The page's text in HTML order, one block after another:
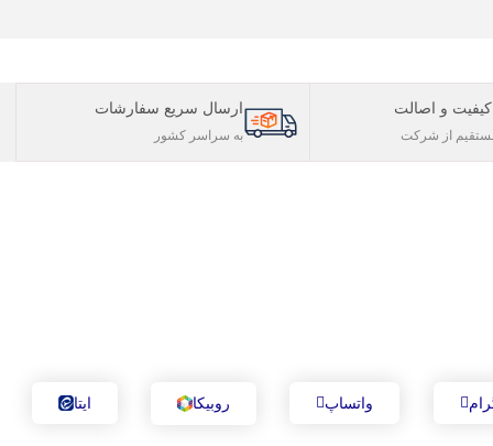
و اصالت
از شرکت
ارسال سریع سفارشات
به سراسر کشور
واتساپ روبیکا ایتا